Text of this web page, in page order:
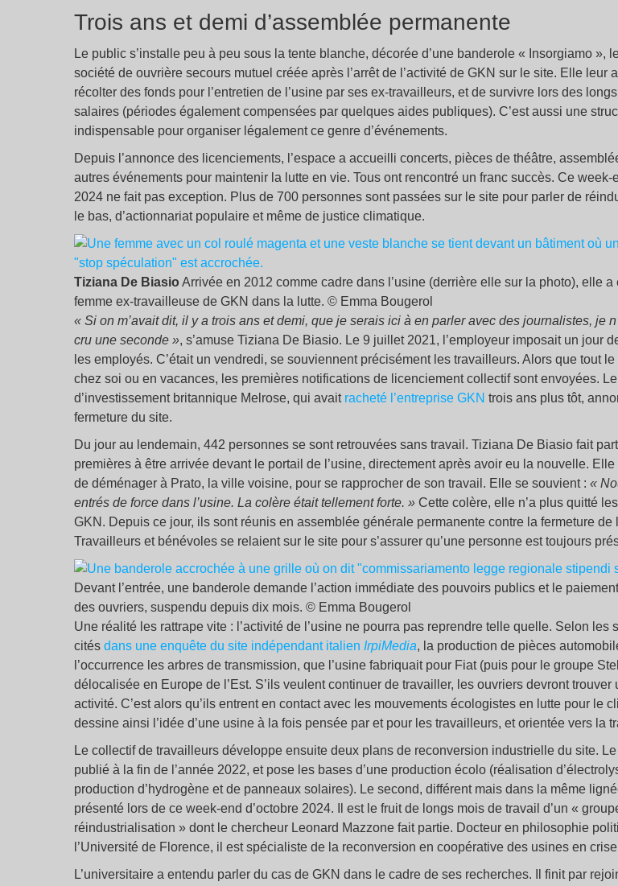
Trois ans et demi d’assemblée permanente
Le public s’installe peu à peu sous la tente blanche, décorée d’une banderole « Insorgiamo »,
société de ouvrière secours mutuel créée après l’arrêt de l’activité de GKN sur le site. Elle leur
récolter des fonds pour l’entretien de l’usine par ses ex-travailleurs, et de survivre lors des
salaires (périodes également compensées par quelques aides publiques). C’est aussi une
indispensable pour organiser légalement ce genre d’événements.
Depuis l’annonce des licenciements, l’espace a accueilli concerts, pièces de théâtre,
autres événements pour maintenir la lutte en vie. Tous ont rencontré un franc succès. Ce week-
2024 ne fait pas exception. Plus de 700 personnes sont passées sur le site pour parler de
le bas, d’actionnariat populaire et même de justice climatique.
Tiziana De Biasio Arrivée en 2012 comme cadre dans l’usine (derrière elle sur la photo), elle a
femme ex-travailleuse de GKN dans la lutte. © Emma Bougerol
« Si on m’avait dit, il y a trois ans et demi, que je serais ici à en parler avec des journalistes, je
cru une seconde », s’amuse Tiziana De Biasio. Le 9 juillet 2021, l’employeur imposait un jour
les employés. C’était un vendredi, se souviennent précisément les travailleurs. Alors que tout
chez soi ou en vacances, les premières notifications de licenciement collectif sont envoyées.
d’investissement britannique Melrose, qui avait racheté l’entreprise GKN trois ans plus tôt,
fermeture du site.
Du jour au lendemain, 442 personnes se sont retrouvées sans travail. Tiziana De Biasio fait
premières à être arrivée devant le portail de l’usine, directement après avoir eu la nouvelle.
de déménager à Prato, la ville voisine, pour se rapprocher de son travail. Elle se souvient : «
entrés de force dans l’usine. La colère était tellement forte. » Cette colère, elle n’a plus quitté
GKN. Depuis ce jour, ils sont réunis en assemblée générale permanente contre la fermeture de
Travailleurs et bénévoles se relaient sur le site pour s’assurer qu’une personne est toujours
Devant l’entrée, une banderole demande l’action immédiate des pouvoirs publics et le
des ouvriers, suspendu depuis dix mois. © Emma Bougerol
Une réalité les rattrape vite : l’activité de l’usine ne pourra pas reprendre telle quelle. Selon les
cités dans une enquête du site indépendant italien IrpiMedia, la production de pièces
l’occurrence les arbres de transmission, que l’usine fabriquait pour Fiat (puis pour le groupe
délocalisée en Europe de l’Est. S’ils veulent continuer de travailler, les ouvriers devront trouver
activité. C’est alors qu’ils entrent en contact avec les mouvements écologistes en lutte pour le
dessine ainsi l’idée d’une usine à la fois pensée par et pour les travailleurs, et orientée vers la
Le collectif de travailleurs développe ensuite deux plans de reconversion industrielle du site.
publié à la fin de l’année 2022, et pose les bases d’une production écolo (réalisation
production d’hydrogène et de panneaux solaires). Le second, différent mais dans la même
présenté lors de ce week-end d’octobre 2024. Il est le fruit de longs mois de travail d’un «
réindustrialisation » dont le chercheur Leonard Mazzone fait partie. Docteur en philosophie
l’Université de Florence, il est spécialiste de la reconversion en coopérative des usines en
L’universitaire a entendu parler du cas de GKN dans le cadre de ses recherches. Il finit par